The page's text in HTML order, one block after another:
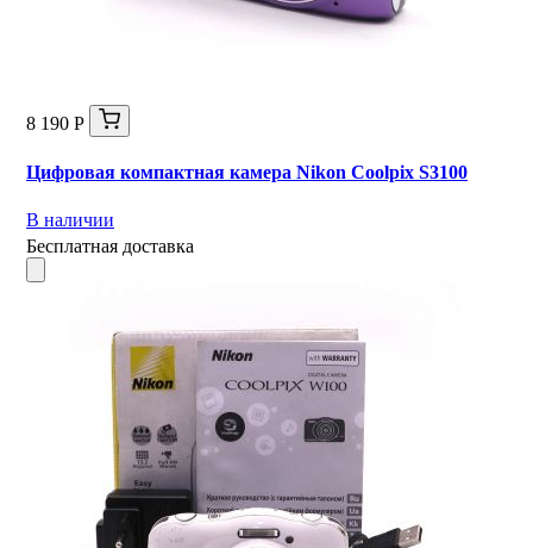
8 190 Р
Цифровая компактная камера Nikon Coolpix S3100
В наличии
Бесплатная доставка